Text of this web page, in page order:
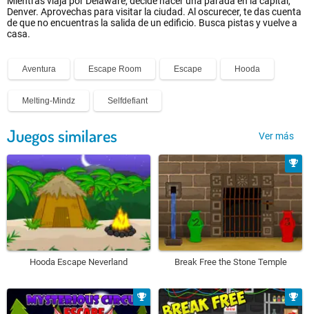
Denver. Aprovechas para visitar la ciudad. Al oscurecer, te das cuenta
de que no encuentras la salida de un edificio. Busca pistas y vuelve a
casa.
Aventura Escape Room Escape Hooda
Melting-Mindz Selfdefiant
Juegos similares Ver más
Hooda Escape Neverland Break Free the Stone Temple